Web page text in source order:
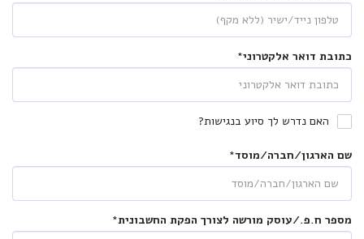
כתובת דואר אלקטרוני*
האם נדרש לך סיוע בנגישות?
שם הארגון/חברה/מוסד*
מספר ח.פ./עוסק מורשה לצורך הפקת החשבונית*